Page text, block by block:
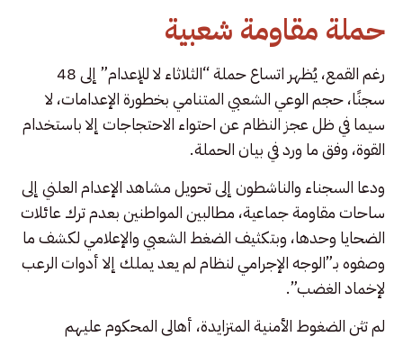
حملة مقاومة شعبية
رغم القمع، يُظهر اتساع حملة “الثلاثاء لا للإعدام” إلى 48
سجنًا، حجم الوعي الشعبي المتنامي بخطورة الإعدامات، لا
سيما في ظل عجز النظام عن احتواء الاحتجاجات إلا باستخدام
القوة، وفق ما ورد في بيان الحملة.
ودعا السجناء والناشطون إلى تحويل مشاهد الإعدام العلني إلى
ساحات مقاومة جماعية، مطالبين المواطنين بعدم ترك عائلات
الضحايا وحدها، وبتكثيف الضغط الشعبي والإعلامي لكشف ما
وصفوه بـ”الوجه الإجرامي لنظام لم يعد يملك إلا أدوات الرعب
لإخماد الغضب”.
لم تثنِ الضغوط الأمنية المتزايدة، أهالي المحكوم عليهم